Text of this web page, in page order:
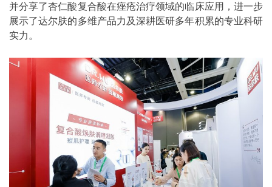
并分享了杏仁酸复合酸在痤疮治疗领域的临床应用，进一步
展示了达尔肤的多维产品力及深耕医研多年积累的专业科研
实力。